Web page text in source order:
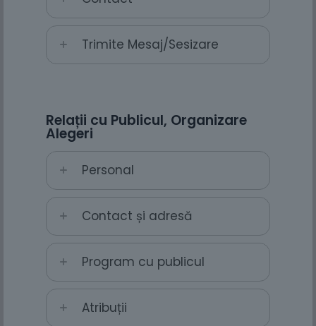
Trimite Mesaj/Sesizare
Relații cu Publicul, Organizare
Alegeri
Personal
Contact și adresă
Program cu publicul
Atribuții